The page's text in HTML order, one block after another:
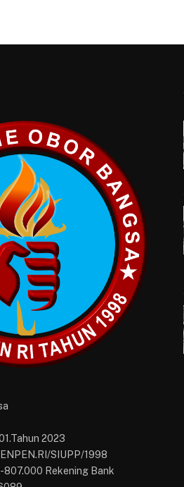
2023
SIUPP/1998
807.000 Rekening Bank